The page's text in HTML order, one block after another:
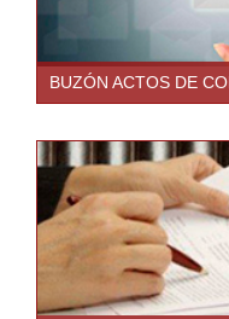
BUZÓN ACTOS DE